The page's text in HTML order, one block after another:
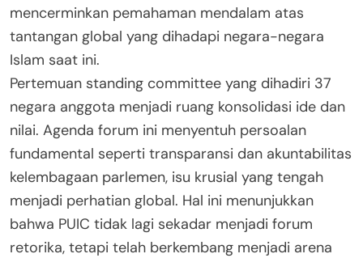
mencerminkan pemahaman mendalam atas
tantangan global yang dihadapi negara-negara
Islam saat ini.
Pertemuan standing committee yang dihadiri 37
negara anggota menjadi ruang konsolidasi ide dan
nilai. Agenda forum ini menyentuh persoalan
fundamental seperti transparansi dan akuntabilitas
kelembagaan parlemen, isu krusial yang tengah
menjadi perhatian global. Hal ini menunjukkan
bahwa PUIC tidak lagi sekadar menjadi forum
retorika, tetapi telah berkembang menjadi arena